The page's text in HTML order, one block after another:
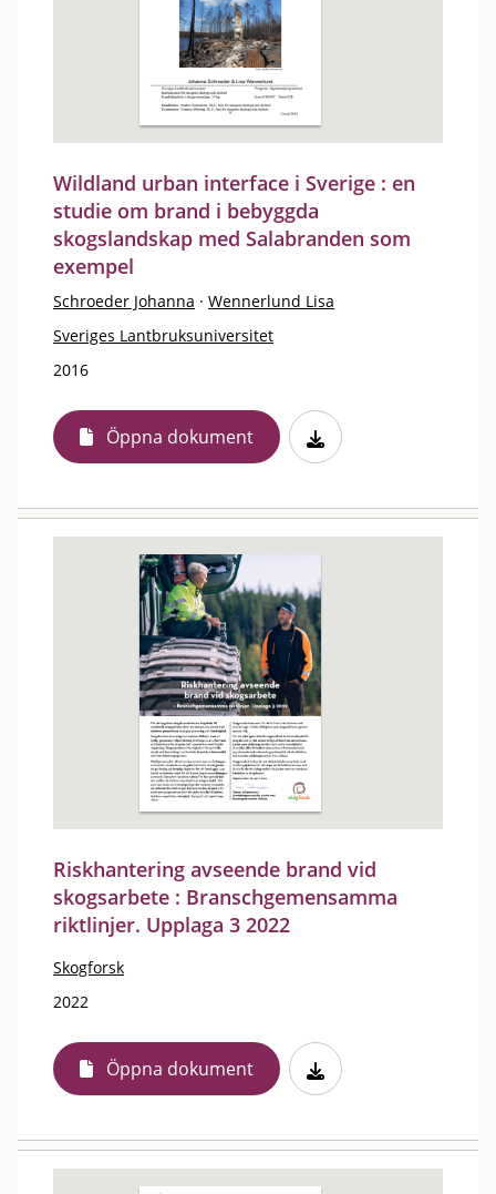
Wildland urban interface i Sverige : en
studie om brand i bebyggda
skogslandskap med Salabranden som
exempel
Schroeder Johanna · Wennerlund Lisa
Sveriges Lantbruksuniversitet
2016
Öppna dokument
Riskhantering avseende brand vid
skogsarbete : Branschgemensamma
riktlinjer. Upplaga 3 2022
Skogforsk
2022
Öppna dokument